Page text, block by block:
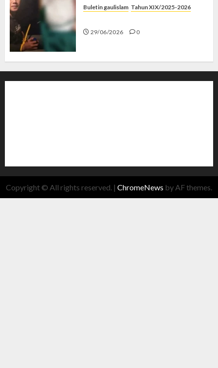
Buletin gaulislam Tahun XIX/2025-2026
29/06/2026 0
Copyright © All rights reserved. | ChromeNews by AF themes.